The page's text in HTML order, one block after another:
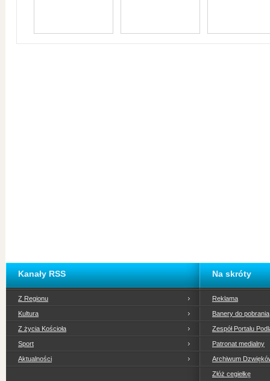
Kanały RSS
Z Regionu
Kultura
Z życia Kościoła
Sport
Aktualności
Na skróty
Reklama
Banery do pobrania
Zespół Portalu
Patronat medialny
Archiwum
Złóż cegiełkę